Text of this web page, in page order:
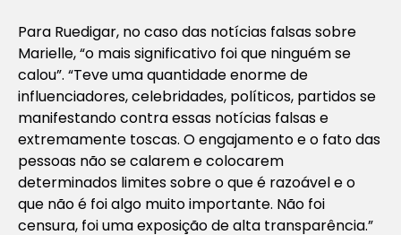
Para Ruedigar, no caso das notícias falsas sobre
Marielle, “o mais significativo foi que ninguém se
calou”. “Teve uma quantidade enorme de
influenciadores, celebridades, políticos, partidos se
manifestando contra essas notícias falsas e
extremamente toscas. O engajamento e o fato das
pessoas não se calarem e colocarem
determinados limites sobre o que é razoável e o
que não é foi algo muito importante. Não foi
censura, foi uma exposição de alta transparência.”